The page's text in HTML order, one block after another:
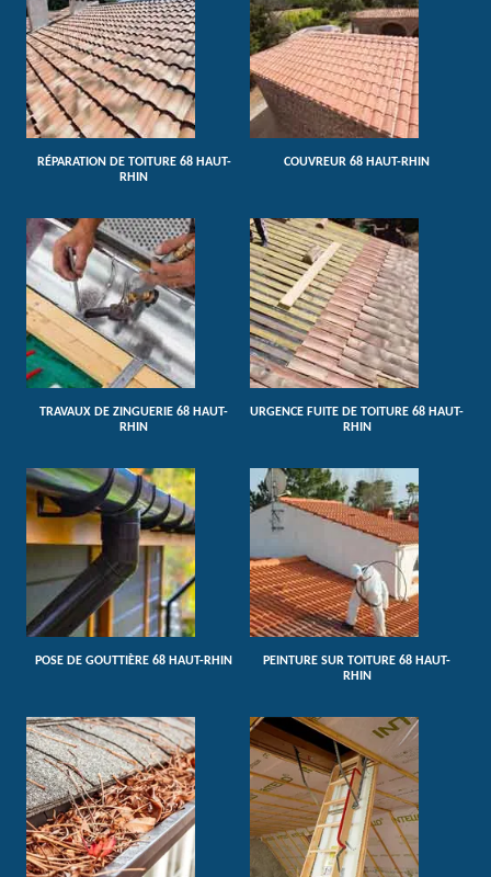
RÉPARATION DE TOITURE 68 HAUT-
RHIN
COUVREUR 68 HAUT-RHIN
TRAVAUX DE ZINGUERIE 68 HAUT-
RHIN
URGENCE FUITE DE TOITURE 68 HAUT-
RHIN
POSE DE GOUTTIÈRE 68 HAUT-RHIN
PEINTURE SUR TOITURE 68 HAUT-
RHIN